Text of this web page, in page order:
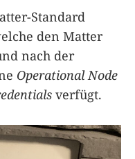
Standard
den Matter
nach der
Operational Node
verfügt.